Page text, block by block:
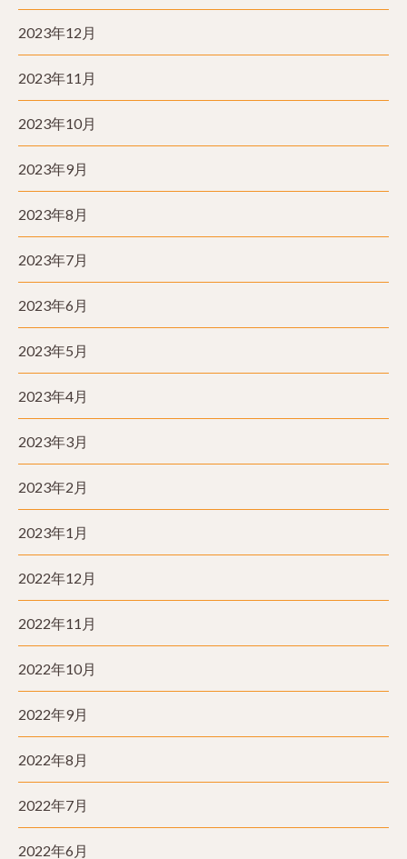
2023年12月
2023年11月
2023年10月
2023年9月
2023年8月
2023年7月
2023年6月
2023年5月
2023年4月
2023年3月
2023年2月
2023年1月
2022年12月
2022年11月
2022年10月
2022年9月
2022年8月
2022年7月
2022年6月